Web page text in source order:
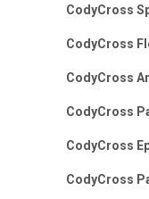
CodyCross
CodyCross
CodyCross
CodyCross
CodyCross
CodyCross